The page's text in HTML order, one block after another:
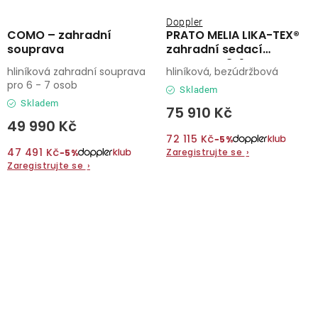
COMO – zahradní
souprava
Skladem
49 990 Kč
47 491 Kč−5%
Zaregistrujte se ›
hliníková zahradní souprava
pro 6 - 7 osob
PRATO MELIA LIKA-TEX®
zahradní sedací
souprava 8+1
Doppler
Skladem
75 910 Kč
72 115 Kč−5%
Zaregistrujte se ›
hliníková, bezúdržbová